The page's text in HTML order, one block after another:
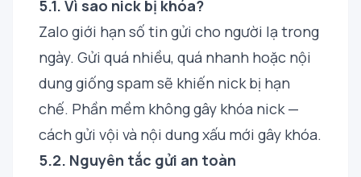
5.1. Vì sao nick bị khóa?
Zalo giới hạn số tin gửi cho người lạ trong
ngày. Gửi quá nhiều, quá nhanh hoặc nội
dung giống spam sẽ khiến nick bị hạn
chế. Phần mềm không gây khóa nick —
cách gửi vội và nội dung xấu mới gây khóa.
5.2. Nguyên tắc gửi an toàn